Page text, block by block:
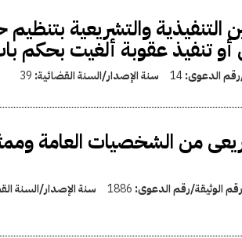
والتشريعية بتنظيم
تنفيذ عقوبة ألغيت بحكم
رقم الدعوى:14 سنة الإصدار/السنة القضائية: 39
من الشخصيات العامة
رقم الوثيقة/رقم الدعوى: 1886 سنة الإصدار/السنة